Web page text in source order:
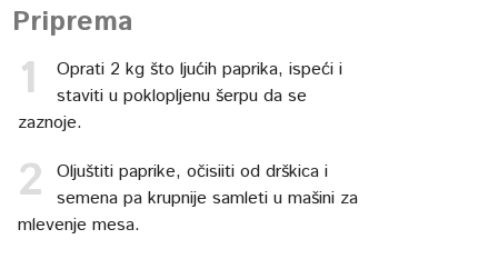
Priprema
Oprati 2 kg što ljućih paprika, ispeći i
staviti u poklopljenu šerpu da se
zaznoje.
Oljuštiti paprike, očisiiti od drškica i
semena pa krupnije samleti u mašini za
mlevenje mesa.